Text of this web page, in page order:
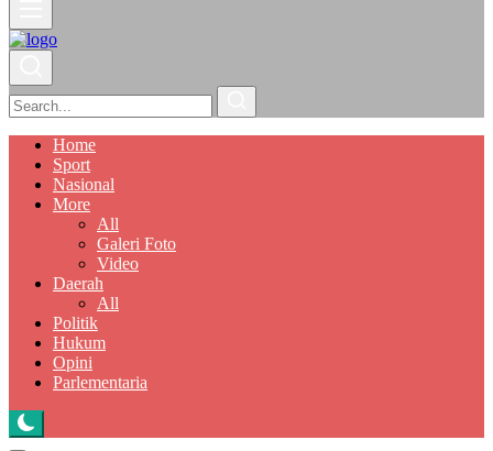
Home
Sport
Nasional
More
All
Galeri Foto
Video
Daerah
All
Politik
Hukum
Opini
Parlementaria